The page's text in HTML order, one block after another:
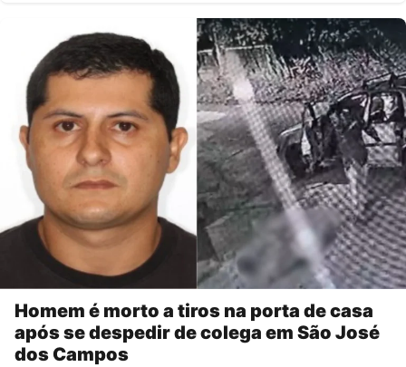
Homem é morto a tiros na porta de casa
após se despedir de colega em São José
dos Campos